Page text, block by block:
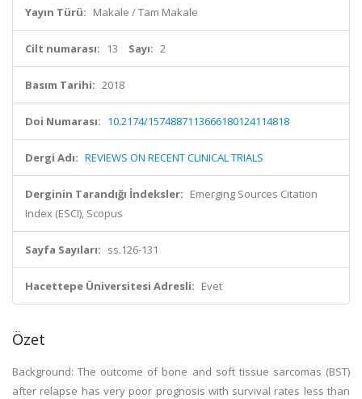
Yayın Türü: Makale / Tam Makale
Cilt numarası: 13 Sayı: 2
Basım Tarihi: 2018
Doi Numarası: 10.2174/1574887113666180124114818
Dergi Adı: REVIEWS ON RECENT CLINICAL TRIALS
Derginin Tarandığı İndeksler: Emerging Sources Citation
Index (ESCI), Scopus
Sayfa Sayıları: ss.126-131
Hacettepe Üniversitesi Adresli: Evet
Özet
Background: The outcome of bone and soft tissue sarcomas (BST)
after relapse has very poor prognosis with survival rates less than